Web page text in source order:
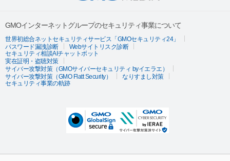
GMOインターネットグループのセキュリティ事業について
世界初総合ネットセキュリティサービス「GMOセキュリティ24」
パスワード漏洩診断
Webサイトリスク診断
セキュリティ相談AIチャットボット
実在証明・盗聴対策
サイバー攻撃対策（GMOサイバーセキュリティ byイエラエ）
サイバー攻撃対策（GMO Flatt Security）
なりすまし対策
セキュリティ事業の軌跡